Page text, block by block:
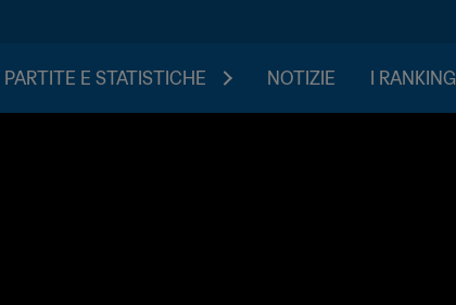
PARTITE E STATISTICHE NOTIZIE I RANKING